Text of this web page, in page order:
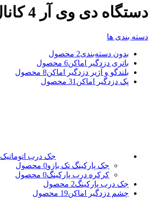
دستگاه دی وی آر 4 کانال
دسته بندی ها
بدون دسته‌بندی2 محصول
باتری دزدگیر اماکن6 محصول
بلندگو و آژیر دزدگیر اماکن8 محصول
پک دزدگیر اماکن 31 محصول
جک درب اتوماتیک
جک پارکینگ تک بازو0 محصول
کرکره درب پارکینگ0 محصول
جک درب پارکینگ2 محصول
چشم دزدگیر اماکن19 محصول